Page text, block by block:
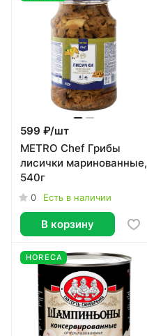
599 ₽/шт
METRO Chef Грибы
лисички маринованные,
540г
0 Есть в наличии
В корзину
HORECA